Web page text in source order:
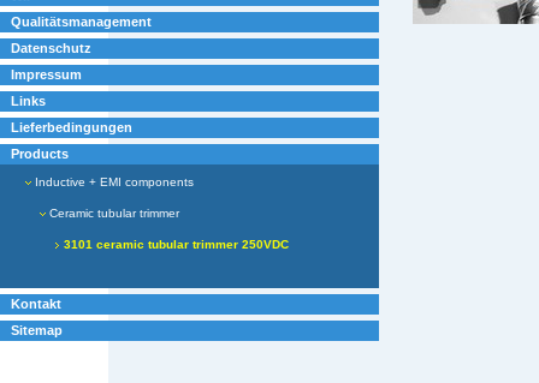
Qualitätsmanagement
Datenschutz
Impressum
Links
Lieferbedingungen
Products
Inductive + EMI components
Ceramic tubular trimmer
3101 ceramic tubular trimmer 250VDC
Kontakt
Sitemap